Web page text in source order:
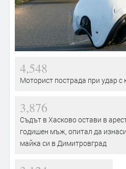
4,548
Моторист пострада при удар с
3,876
Съдът в Хасково остави в
годишен мъж, опитал да
майка си в Димитровград